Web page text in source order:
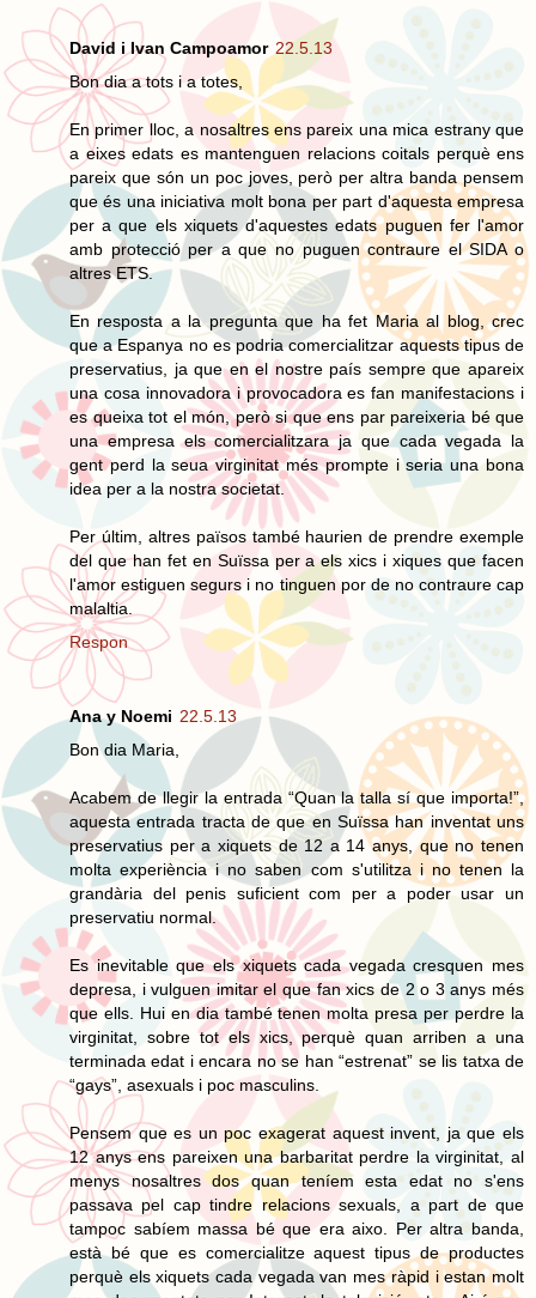
David i Ivan Campoamor 22.5.13
Bon dia a tots i a totes,
En primer lloc, a nosaltres ens pareix una mica estrany que
a eixes edats es mantenguen relacions coitals perquè ens
pareix que són un poc joves, però per altra banda pensem
que és una iniciativa molt bona per part d'aquesta empresa
per a que els xiquets d'aquestes edats puguen fer l'amor
amb protecció per a que no puguen contraure el SIDA o
altres ETS.
En resposta a la pregunta que ha fet Maria al blog, crec
que a Espanya no es podria comercialitzar aquests tipus de
preservatius, ja que en el nostre país sempre que apareix
una cosa innovadora i provocadora es fan manifestacions i
es queixa tot el món, però si que ens par pareixeria bé que
una empresa els comercialitzara ja que cada vegada la
gent perd la seua virginitat més prompte i seria una bona
idea per a la nostra societat.
Per últim, altres països també haurien de prendre exemple
del que han fet en Suïssa per a els xics i xiques que facen
l'amor estiguen segurs i no tinguen por de no contraure cap
malaltia.
Respon
Ana y Noemi 22.5.13
Bon dia Maria,
Acabem de llegir la entrada “Quan la talla sí que importa!”,
aquesta entrada tracta de que en Suïssa han inventat uns
preservatius per a xiquets de 12 a 14 anys, que no tenen
molta experiència i no saben com s'utilitza i no tenen la
grandària del penis suficient com per a poder usar un
preservatiu normal.
Es inevitable que els xiquets cada vegada cresquen mes
depresa, i vulguen imitar el que fan xics de 2 o 3 anys més
que ells. Hui en dia també tenen molta presa per perdre la
virginitat, sobre tot els xics, perquè quan arriben a una
terminada edat i encara no se han “estrenat” se lis tatxa de
“gays”, asexuals i poc masculins.
Pensem que es un poc exagerat aquest invent, ja que els
12 anys ens pareixen una barbaritat perdre la virginitat, al
menys nosaltres dos quan teníem esta edat no s'ens
passava pel cap tindre relacions sexuals, a part de que
tampoc sabíem massa bé que era aixo. Per altra banda,
està bé que es comercialitze aquest tipus de productes
perquè els xiquets cada vegada van mes ràpid i estan molt